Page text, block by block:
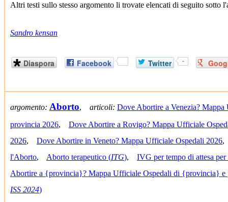
Altri testi sullo stesso argomento li trovate elencati di seguito sotto
Sandro kensan
Diaspora Facebook Twitter -
argomento: Aborto, articoli: Dove Abortire a Venezia?
provincia 2026, Dove Abortire a Rovigo? Mappa Ufficiale
2026, Dove Abortire in Veneto? Mappa Ufficiale Ospedali 2026
l'Aborto, Aborto terapeutico (ITG), IVG per tempo di attesa
Abortire a {provincia}? Mappa Ufficiale Ospedali di {provincia} e
ISS 2024)